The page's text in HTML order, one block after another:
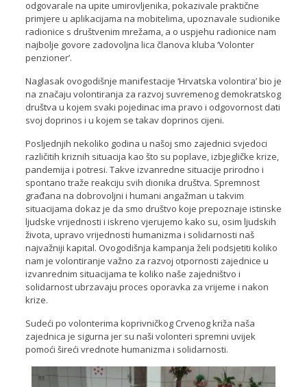
odgovarale na upite umirovljenika, pokazivale praktične
primjere u aplikacijama na mobitelima, upoznavale sudionike
radionice s društvenim mrežama, a o uspjehu radionice nam
najbolje govore zadovoljna lica članova kluba ‘Volonter
penzioner’.
Naglasak ovogodišnje manifestacije ‘Hrvatska volontira’ bio je
na značaju volontiranja za razvoj suvremenog demokratskog
društva u kojem svaki pojedinac ima pravo i odgovornost dati
svoj doprinos i u kojem se takav doprinos cijeni.
Posljednjih nekoliko godina u našoj smo zajednici svjedoci
različitih kriznih situacija kao što su poplave, izbjegličke krize,
pandemija i potresi. Takve izvanredne situacije prirodno i
spontano traže reakciju svih dionika društva. Spremnost
građana na dobrovoljni i humani angažman u takvim
situacijama dokaz je da smo društvo koje prepoznaje istinske
ljudske vrijednosti i iskreno vjerujemo kako su, osim ljudskih
života, upravo vrijednosti humanizma i solidarnosti naš
najvažniji kapital. Ovogodišnja kampanja želi podsjetiti koliko
nam je volontiranje važno za razvoj otpornosti zajednice u
izvanrednim situacijama te koliko naše zajedništvo i
solidarnost ubrzavaju proces oporavka za vrijeme i nakon
krize.
Sudeći po volonterima koprivničkog Crvenog križa naša
zajednica je sigurna jer su naši volonteri spremni uvijek
pomoći šireći vrednote humanizma i solidarnosti.